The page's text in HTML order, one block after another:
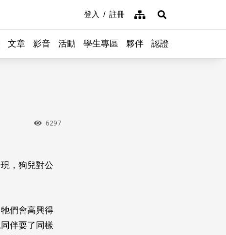
登入 註冊 網站導覽展開搜尋
文章 影音 活動 學生專區 夥伴 認證
瀏覽次數
6297
，狗兒對公
們會高興得
伴耍了同樣